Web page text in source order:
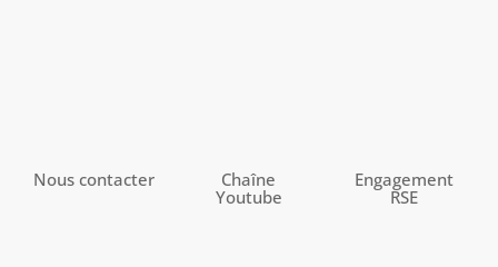
Nous contacter
Chaîne
Youtube
Engagement
RSE